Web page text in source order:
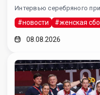
Интервью серебряного
#новости #женская
08.08.2026